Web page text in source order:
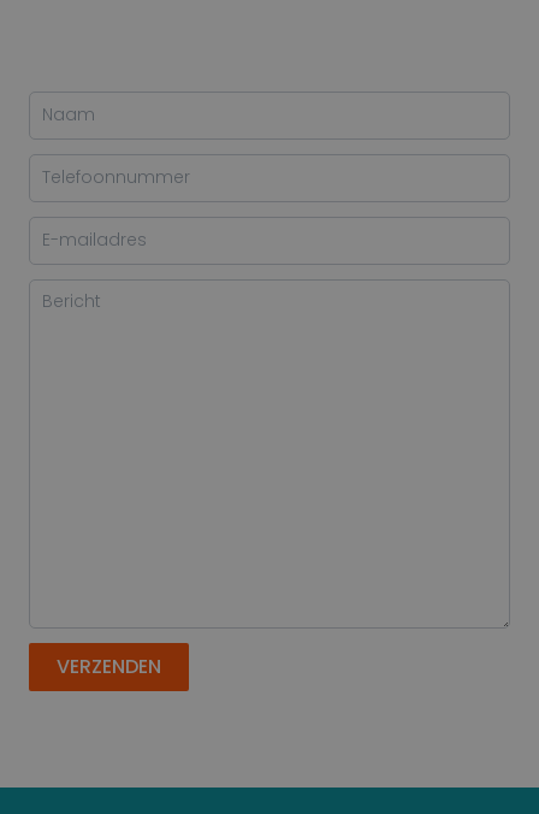
VERZENDEN